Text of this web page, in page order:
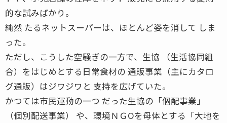
的な試みばかり。
純然 たるネットスーパーは、ほとんど姿を消して しま
った。
ただし、こうした空騒ぎの一方で、生協 （生活協同組
合）をはじめとする日常食材の 通販事業（主にカタロ
グ通販）はジワジワと 支持を広げていた。
かつては市民運動の一つ だった生協の「個配事業」
（個別配送事業） や、環境ＮＧОを母体とする「大地を